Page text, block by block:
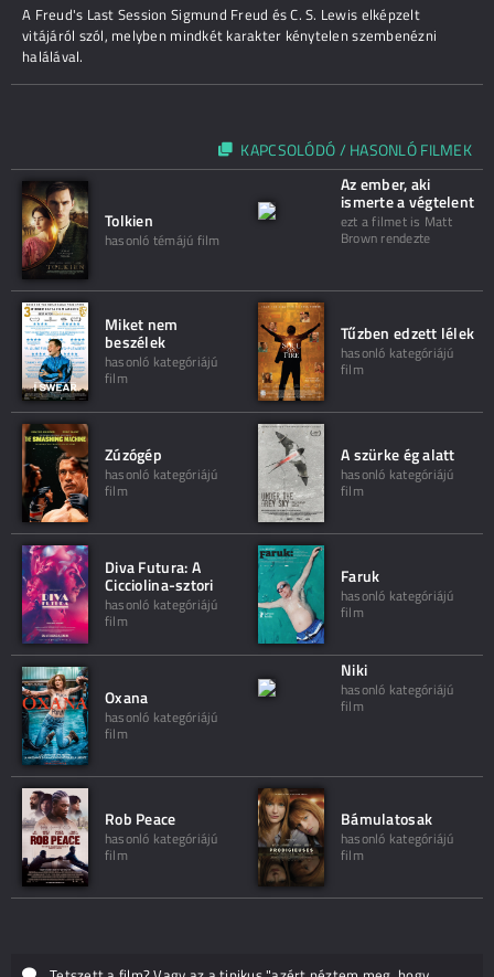
A Freud's Last Session Sigmund Freud és C. S. Lewis elképzelt
vitájáról szól, melyben mindkét karakter kénytelen szembenézni
halálával.
KAPCSOLÓDÓ / HASONLÓ FILMEK
Tolkien
hasonló témájú film
Az ember, aki
ismerte a végtelent
ezt a filmet is Matt
Brown rendezte
Miket nem
beszélek
hasonló kategóriájú
film
Tűzben edzett lélek
hasonló kategóriájú
film
Zúzógép
hasonló kategóriájú
film
A szürke ég alatt
hasonló kategóriájú
film
Diva Futura: A
Cicciolina-sztori
hasonló kategóriájú
film
Faruk
hasonló kategóriájú
film
Oxana
hasonló kategóriájú
film
Niki
hasonló kategóriájú
film
Rob Peace
hasonló kategóriájú
film
Bámulatosak
hasonló kategóriájú
film